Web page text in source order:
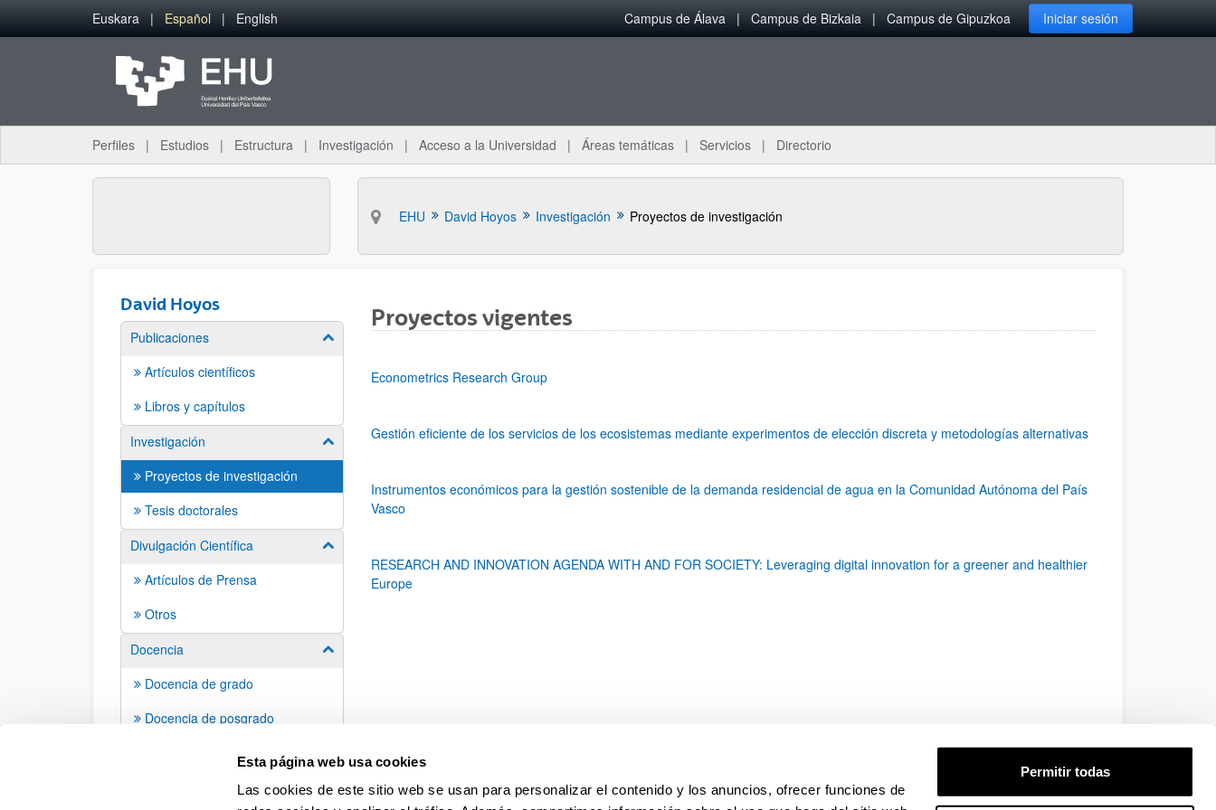
Esta página web usa cookies
Las cookies de este sitio web se usan para personalizar el contenido y los anuncios, ofrecer funciones de
Permitir todas
Saltar al contenido principal
Euskara Español English Campus de Álava Campus de Bizkaia Campus de Gipuzkoa Iniciar sesión
Perfiles Estudios Estructura Investigación Acceso a la Universidad Áreas temáticas Servicios Directorio
EHU David Hoyos Investigación Proyectos de investigación
David Hoyos
Publicaciones Mostrar/ocultar subpáginas
Artículos científicos
Libros y capítulos
Investigación
Mostrar/ocultar subpáginas
Proyectos de investigación
Tesis doctorales
Divulgación Científica
Mostrar/ocultar subpáginas
Artículos de Prensa
Otros
Docencia
Mostrar/ocultar subpáginas
Docencia de grado
Docencia de posgrado
Proyectos vigentes
Econometrics Research Group
Gestión eficiente de los servicios de los ecosistemas mediante experimentos de elección discreta y metodologías alternativas
Instrumentos económicos para la gestión sostenible de la demanda residencial de agua en la Comunidad Autónoma del País
Vasco
RESEARCH AND INNOVATION AGENDA WITH AND FOR SOCIETY: Leveraging digital innovation for a greener and healthier
Europe